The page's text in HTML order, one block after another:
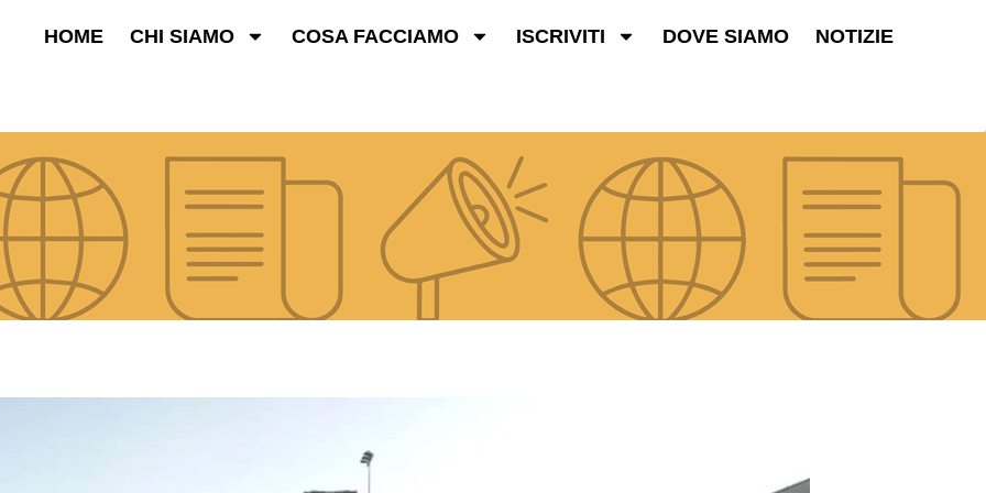
HOME CHI SIAMO COSA FACCIAMO ISCRIVITI DOVE SIAMO NOTIZIE